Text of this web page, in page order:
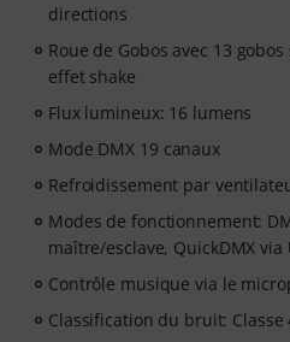
directions
Roue de Gobos avec 13
effet shake
Flux lumineux: 16 lumens
Mode DMX 19 canaux
Refroidissement par
Modes de fonctionnement:
maître/esclave, QuickDMX
Contrôle musique via le
Classification du bruit: